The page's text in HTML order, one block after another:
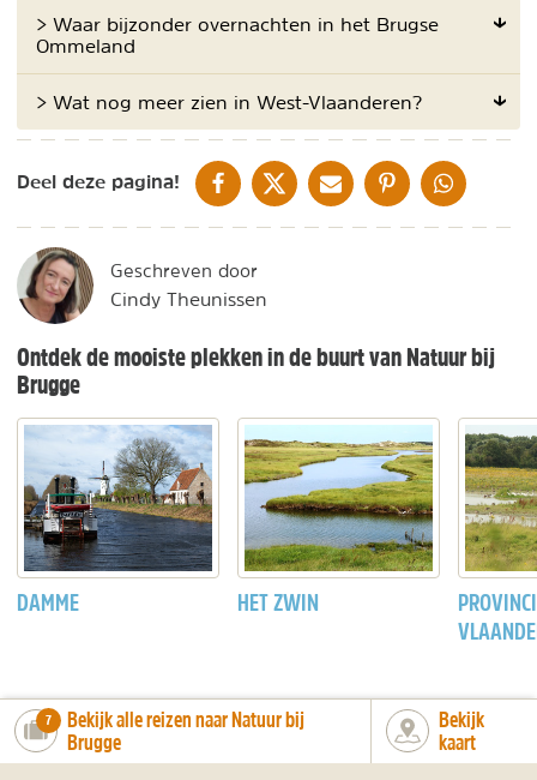
> Waar bijzonder overnachten in het Brugse
Ommeland
> Wat nog meer zien in West-Vlaanderen?
Deel deze pagina! DELEN OP FACEBOOK
DELEN OP XDELEN VIA DE MAIL
DELEN OP PINTEREST
DELEN OP
Geschreven door
Cindy Theunissen
Ontdek de mooiste plekken in de buurt van Natuur bij
Brugge
DAMME HET ZWIN
number_of_trips:
7
Bekijk alle reizen naar Natuur bij
Brugge
Bekijk
kaart